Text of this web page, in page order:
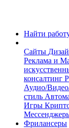
Найти
Сайты
Реклама и
консалтинг
Аудио/
стиль
Игры
Фрилансеры